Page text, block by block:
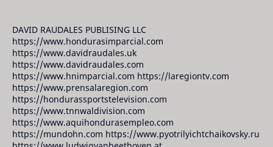
DAVID RAUDALES PUBLISING LLC
https://www.hondurasimparcial.com
https://www.davidraudales.uk
https://www.davidraudales.com
https://www.hnimparcial.com https://laregiontv.com
https://www.prensalaregion.com
https://hondurassportstelevision.com
https://www.tnnwaldivision.com
https://www.aquihondurasempleo.com
https://mundohn.com https://www.pyotrilyichtchaikovsky.ru